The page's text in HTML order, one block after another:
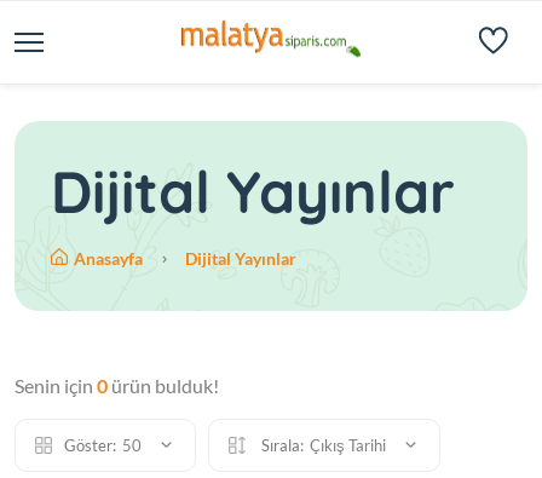
Dijital Yayınlar
Anasayfa Dijital Yayınlar
Senin için 0 ürün bulduk!
Göster: 50 Sırala: Çıkış Tarihi